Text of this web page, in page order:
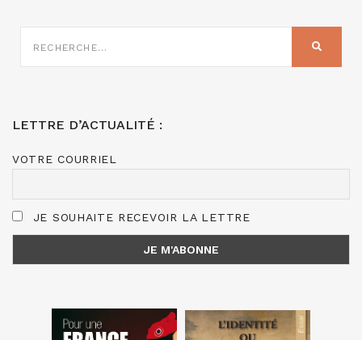
SUR
LETTRE D’ACTUALITÉ :
VOTRE COURRIEL
JE SOUHAITE RECEVOIR LA LETTRE